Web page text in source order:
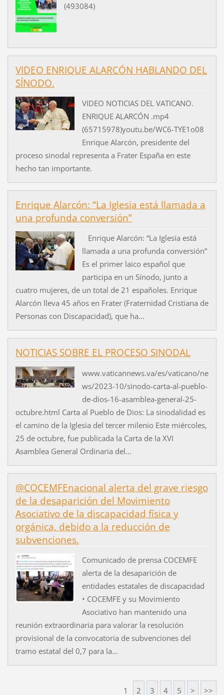
(493084)
VIDEO ENRIQUE ALARCÓN HABLANDO DEL
SÍNODO.
VIDEO NOTICIAS DEL VATICANO.
ENRIQUE ALARCÓN .mp4
(65715978)youtu.be/WC6-TYE1o08
Enrique Alarcón, presidente del
proceso sinodal representa a Frater España en este
hecho tan importante.
Enrique Alarcón: “La Iglesia está llamada a
una profunda conversión”
Enrique Alarcón: “La Iglesia está
llamada a una profunda conversión”
Es el primer laico español que
participa en un Sínodo, junto a
cuatro mujeres, de un total de 21 españoles. Enrique
Alarcón lleva 45 años en Frater (Fraternidad Cristiana de
Personas con Discapacidad), que ha...
NOTICIAS SOBRE EL PROCESO SINODAL
www.vaticannews.va/es/vaticano/ne
ws/2023-10/sinodo-carta-al-pueblo-
de-dios-16-asamblea-general-25-
octubre.html Carta al Pueblo de Dios: La sinodalidad es
el camino de la Iglesia del tercer milenio Este miércoles,
25 de octubre, fue publicada la Carta de la XVI
Asamblea General Ordinaria del...
@COCEMFEnacional alerta del grave riesgo
de la desaparición del Movimiento
Asociativo de la discapacidad física y
orgánica, debido a la reducción de
subvenciones.
Comunicado de prensa COCEMFE
alerta de la desaparición de
entidades estatales de discapacidad
• COCEMFE y su Movimiento
Asociativo han mantenido una
reunión extraordinaria para valorar la resolución
provisional de la convocatoria de subvenciones del
tramo estatal del 0,7 para la...
1 2 3 4 5 > >>